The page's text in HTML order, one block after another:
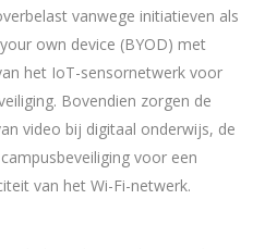
vanwege initiatieven als
own device (BYOD) met
het IoT-sensornetwerk voor
Bovendien zorgen de
video bij digitaal onderwijs, de
voor een
van het Wi-Fi-netwerk.